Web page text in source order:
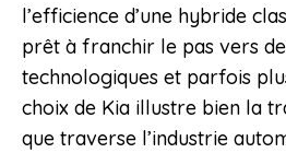
l’efficience d’une hybride
prêt à franchir le pas vers
technologiques et parfois
choix de Kia illustre bien la
que traverse l’industrie